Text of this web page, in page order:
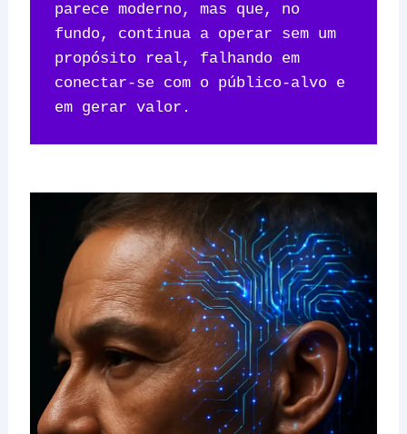
parece moderno, mas que, no
fundo, continua a operar sem um
propósito real, falhando em
conectar-se com o público-alvo e
em gerar valor.